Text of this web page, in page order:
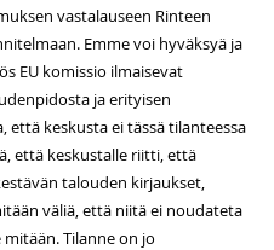
vastalauseen Rinteen
Emme voi hyväksyä ja
EU komissio ilmaisevat
ja erityisen
että keskusta ei tässä tilanteessa
että keskustalle riitti, että
talouden kirjaukset,
väliä, että niitä ei noudateta
Tilanne on jo